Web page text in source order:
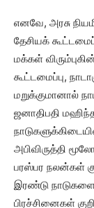
எனவே, அரசு
தேசியக்
மக்கள்
கூட்டமைப்பு,
மறுக்குமானால்
ஜனாதிபதி
அபிவிருத்தி
பரஸ்பர நலன்கள்
இரண்டு
பிரச்சினைகள்